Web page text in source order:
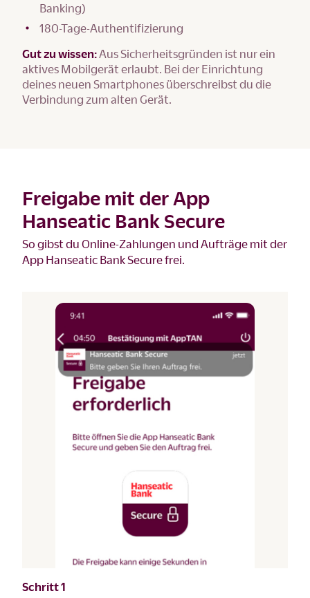
Banking)
180-Tage-Authentifizierung
Gut zu wissen:Aus Sicherheitsgründen ist nur ein
aktives Mobilgerät erlaubt. Bei der Einrichtung
deines neuen Smartphones überschreibst du die
Verbindung zum alten Gerät.
Freigabe mit der App
Hanseatic Bank Secure
So gibst du Online-Zahlungen und Aufträge mit der
App Hanseatic Bank Secure frei.
Schritt 1